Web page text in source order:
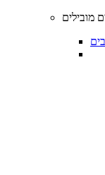
מובילים